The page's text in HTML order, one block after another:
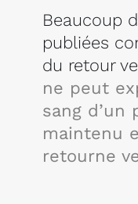
Beaucoup
publiées
du retour
ne peut
sang d’un
maintenu
retourne